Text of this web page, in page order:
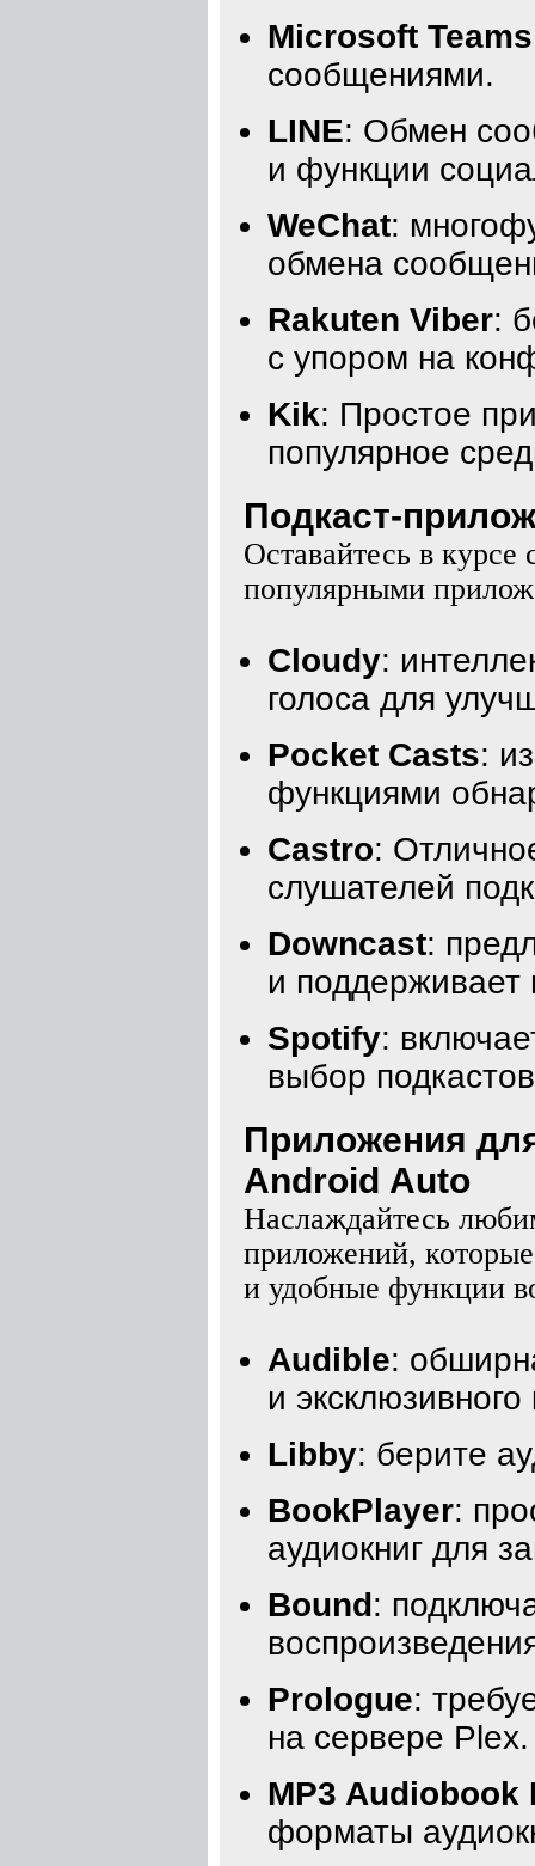
Microsoft Teams
сообщениями.
LINE: Обмен
и функции
WeChat:
обмена
Rakuten Viber:
с упором на
Kik: Простое
популярное
Подкаст-
Оставайтесь в курсе
популярными
Cloudy:
голоса для
Pocket Casts:
функциями
Castro:
слушателей
Downcast:
и поддерживает
Spotify:
выбор
Приложения
Android Auto
Наслаждайтесь
приложений,
и удобные функции
Audible:
и эксклюзивного
Libby: берите
BookPlayer:
аудиокниг для
Bound:
Prologue:
на сервере Plex.
MP3 Audiobook
форматы